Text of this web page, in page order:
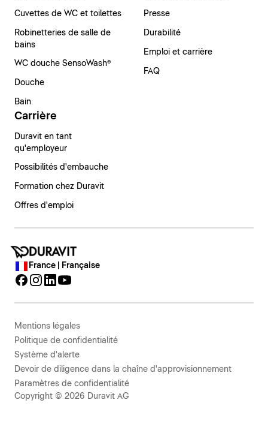
Cuvettes de WC et toilettes
Robinetteries de salle de
bains
WC douche SensoWash®
Douche
Bain
Presse
Durabilité
Emploi et carrière
FAQ
Carrière
Duravit en tant
qu'employeur
Possibilités d'embauche
Formation chez Duravit
Offres d'emploi
France | Française
Mentions légales
Politique de confidentialité
Système d'alerte
Devoir de diligence dans la chaîne d'approvisionnement
Paramètres de confidentialité
Copyright © 2026 Duravit AG